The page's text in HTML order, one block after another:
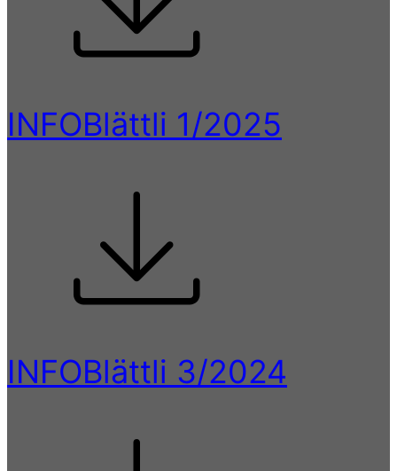
INFOBlättli 1/2025
INFOBlättli 3/2024